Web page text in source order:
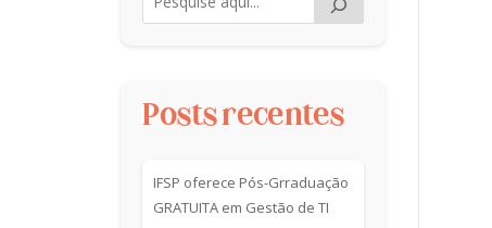
Posts recentes
IFSP oferece Pós-Grraduação
GRATUITA em Gestão de TI